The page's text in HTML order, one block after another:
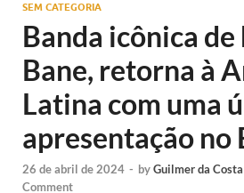
SEM CATEGORIA
Banda icônica
Bane, retorna à
Latina com uma
apresentação no
26 de abril de 2024 - byGuilmer da
Comment